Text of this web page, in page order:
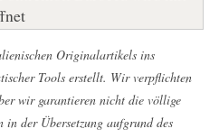
Originalartikels ins
Tools erstellt. Wir verpflichten
wir garantieren nicht die völlige
in der Übersetzung aufgrund des